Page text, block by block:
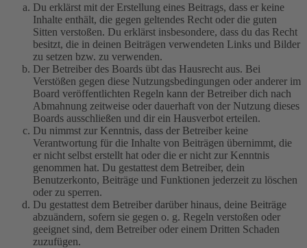
Du erklärst mit der Erstellung eines Beitrags, dass er keine
Inhalte enthält, die gegen geltendes Recht oder die guten
Sitten verstoßen. Du erklärst insbesondere, dass du das Recht
besitzt, die in deinen Beiträgen verwendeten Links und Bilder
zu setzen bzw. zu verwenden.
Der Betreiber des Boards übt das Hausrecht aus. Bei
Verstößen gegen diese Nutzungsbedingungen oder anderer im
Board veröffentlichten Regeln kann der Betreiber dich nach
Abmahnung zeitweise oder dauerhaft von der Nutzung dieses
Boards ausschließen und dir ein Hausverbot erteilen.
Du nimmst zur Kenntnis, dass der Betreiber keine
Verantwortung für die Inhalte von Beiträgen übernimmt, die
er nicht selbst erstellt hat oder die er nicht zur Kenntnis
genommen hat. Du gestattest dem Betreiber, dein
Benutzerkonto, Beiträge und Funktionen jederzeit zu löschen
oder zu sperren.
Du gestattest dem Betreiber darüber hinaus, deine Beiträge
abzuändern, sofern sie gegen o. g. Regeln verstoßen oder
geeignet sind, dem Betreiber oder einem Dritten Schaden
zuzufügen.